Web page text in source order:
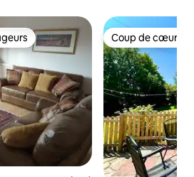
les plus appréciés Coup de cœur
Coup de cœur